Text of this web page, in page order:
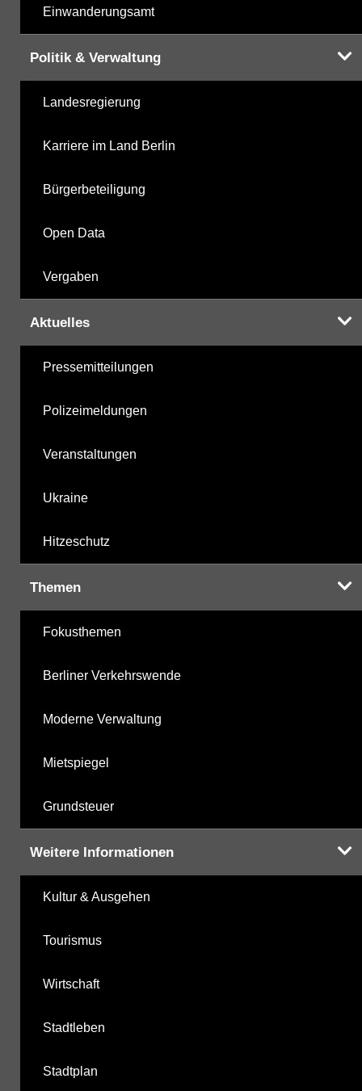
Einwanderungsamt
Politik & Verwaltung
Landesregierung
Karriere im Land Berlin
Bürgerbeteiligung
Open Data
Vergaben
Aktuelles
Pressemitteilungen
Polizeimeldungen
Veranstaltungen
Ukraine
Hitzeschutz
Themen
Fokusthemen
Berliner Verkehrswende
Moderne Verwaltung
Mietspiegel
Grundsteuer
Weitere Informationen
Kultur & Ausgehen
Tourismus
Wirtschaft
Stadtleben
Stadtplan